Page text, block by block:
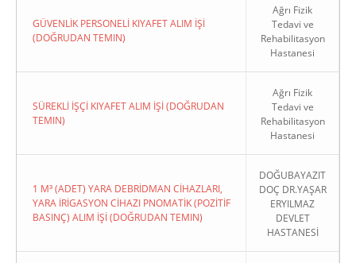
GÜVENLİK PERSONELİ KIYAFET ALIM İŞİ
(DOĞRUDAN TEMIN)
Ağrı Fizik
Tedavi ve
Rehabilitasyon
Hastanesi
SÜREKLİ İŞÇİ KIYAFET ALIM İŞİ (DOĞRUDAN
TEMIN)
Ağrı Fizik
Tedavi ve
Rehabilitasyon
Hastanesi
1 M³ (ADET) YARA DEBRİDMAN CİHAZLARI,
YARA İRİGASYON CİHAZI PNOMATİK (POZİTİF
BASINÇ) ALIM İŞİ (DOĞRUDAN TEMIN)
DOĞUBAYAZIT
DOÇ DR.YAŞAR
ERYILMAZ
DEVLET
HASTANESİ